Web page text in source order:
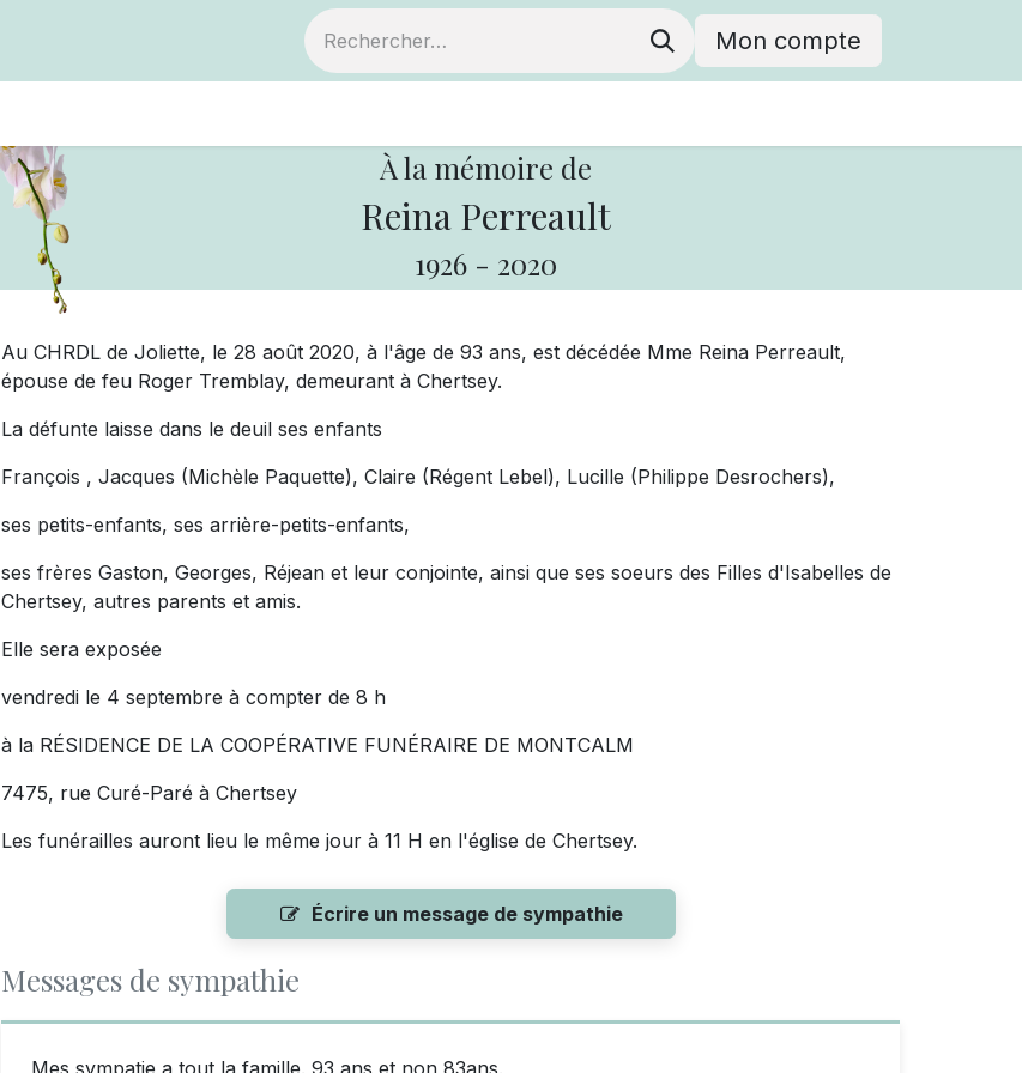
Mon compte
À la mémoire de
Reina Perreault
1926 - 2020
Au CHRDL de Joliette, le 28 août 2020, à l'âge de 93 ans, est décédée Mme Reina Perreault,
épouse de feu Roger Tremblay, demeurant à Chertsey.
La défunte laisse dans le deuil ses enfants
François , Jacques (Michèle Paquette), Claire (Régent Lebel), Lucille (Philippe Desrochers),
ses petits-enfants, ses arrière-petits-enfants,
ses frères Gaston, Georges, Réjean et leur conjointe, ainsi que ses soeurs des Filles d'Isabelles de
Chertsey, autres parents et amis.
Elle sera exposée
vendredi le 4 septembre à compter de 8 h
à la RÉSIDENCE DE LA COOPÉRATIVE FUNÉRAIRE DE MONTCALM
7475, rue Curé-Paré à Chertsey
Les funérailles auront lieu le même jour à 11 H en l'église de Chertsey.
Écrire un message de sympathie
Messages de sympathie
Mes sympatie a tout la famille. 93 ans et non 83ans.